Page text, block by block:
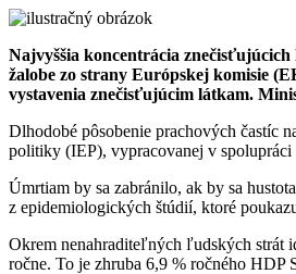
Najvyššia koncentrácia
žalobe zo strany Európskej komisie
vystavenia znečisťujúcim látkam.
Dlhodobé pôsobenie prachových častíc
politiky (IEP), vypracovanej v
Úmrtiam by sa zabránilo, ak by sa
z epidemiologických štúdií, ktoré
Okrem nenahraditeľných ľudských strát
ročne. To je zhruba 6,9 % ročného HDP